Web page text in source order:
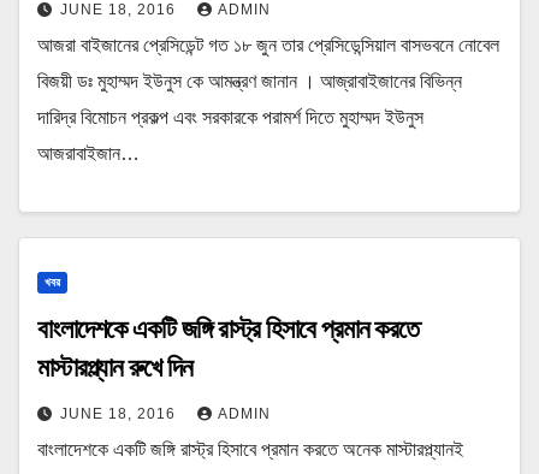
JUNE 18, 2016 ADMIN
আজরা বাইজানের প্রেসিডেন্ট গত ১৮ জুন তার প্রেসিডেন্সিয়াল বাসভবনে নোবেল
বিজয়ী ডঃ মুহাম্মদ ইউনুস কে আমন্ত্রণ জানান । আজ্রাবাইজানের বিভিন্ন
দারিদ্র বিমোচন প্রকল্প এবং সরকারকে পরামর্শ দিতে মুহাম্মদ ইউনুস
আজরাবাইজান…
খবর
বাংলাদেশকে একটি জঙ্গি রাস্ট্র হিসাবে প্রমান করতে
মাস্টারপ্ল্যান রুখে দিন
JUNE 18, 2016 ADMIN
বাংলাদেশকে একটি জঙ্গি রাস্ট্র হিসাবে প্রমান করতে অনেক মাস্টারপ্ল্যানই